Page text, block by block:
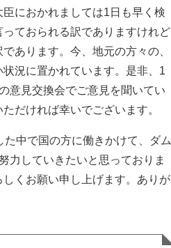
におかれましては1日も早く検
ておられる訳でありますけれど
あります。今、地元の方々の、
況に置かれています。是非、1
意見交換会でご意見を聞いてい
だければ幸いでございます。
中で国の方に働きかけて、ダム
力していきたいと思っておりま
くお願い申し上げます。ありが